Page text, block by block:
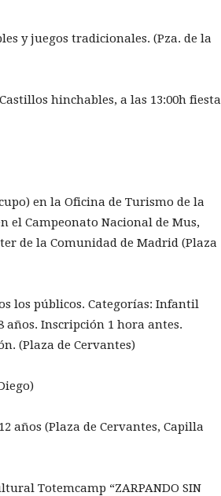
y juegos tradicionales. (Pza. de la
Castillos hinchables, a las 13:00h fiesta
en la Oficina de Turismo de la
el Campeonato Nacional de Mus,
de la Comunidad de Madrid (Plaza
los públicos. Categorías: Infantil
años. Inscripción 1 hora antes.
(Plaza de Cervantes)
años (Plaza de Cervantes, Capilla
Totemcamp “ZARPANDO SIN